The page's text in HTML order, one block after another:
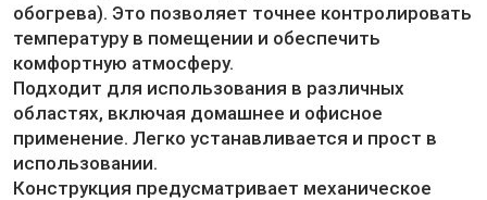
обогрева). Это позволяет точнее контролировать
температуру в помещении и обеспечить
комфортную атмосферу.
Подходит для использования в различных
областях, включая домашнее и офисное
применение. Легко устанавливается и прост в
использовании.
Конструкция предусматривает механическое